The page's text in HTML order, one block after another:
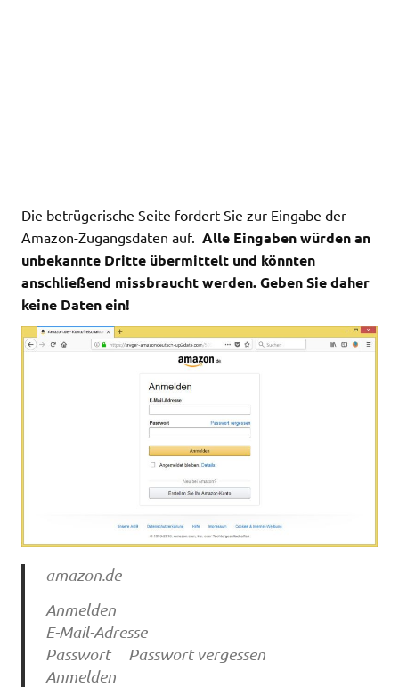
Die betrügerische Seite fordert Sie zur Eingabe der
Amazon-Zugangsdaten auf. Alle Eingaben würden an
unbekannte Dritte übermittelt und könnten
anschließend missbraucht werden. Geben Sie daher
keine Daten ein!
amazon.de
Anmelden
E-Mail-Adresse
Passwort Passwort vergessen
Anmelden